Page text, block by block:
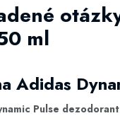
ml
Adidas
Pulse